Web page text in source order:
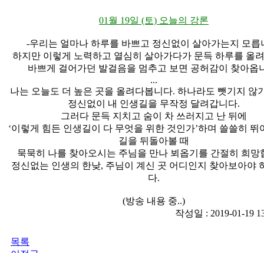
01월 19일 (토) 오늘의 강론
-우리는 얼마나 하루를 바쁘고 정신없이 살아가는지 모릅
하지만 이렇게 노력하고 열심히 살아가다가 문득 하루를 올
바쁘게 걸어가던 발걸음을 멈추고 보면 공허감이 찾아옵
...
나는 오늘도 더 높은 곳을 올려다봅니다. 하나라도 뺏기지 않
정신없이 내 인생길을 무작정 달려갑니다.
그러다 문득 지치고 숨이 차 쓰러지고 난 뒤에
‘이렇게 힘든 인생길이 다 무엇을 위한 것인가’하며 쓸쓸히 뛰
길을 뒤돌아볼 때
묵묵히 나를 찾아오시는 주님을 만나 뵈옵기를 간절히 희망
정신없는 인생의 한낮, 주님이 계신 곳 어디인지 찾아보아야
다.
(방송 내용 중..)
작성일 : 2019-01-19
목록